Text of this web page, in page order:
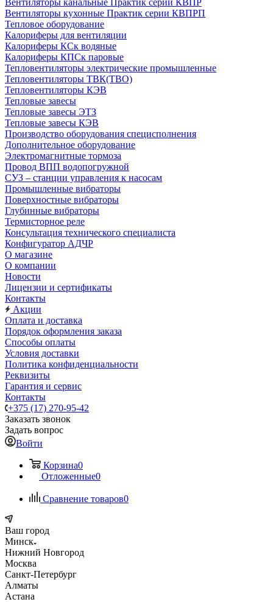
Вентиляторы канальные Практик серии КВПР
Вентиляторы кухонные Практик серии КВПРП
Тепловое оборудование
Калориферы для вентиляции
Калориферы КСк водяные
Калориферы КПСк паровые
Тепловентиляторы электрические промышленные
Тепловентиляторы ТВК(ТВО)
Тепловентиляторы КЭВ
Тепловые завесы
Тепловые завесы ЭТЗ
Тепловые завесы КЭВ
Производство оборудования специсполнения
Дополнительное оборудование
Электромагнитные тормоза
Провод ВПП водопогружной
СУЗ – станции управления к насосам
Промышленные вибраторы
Поверхностные вибраторы
Глубинные вибраторы
Термисторное реле
Консультация технического специалиста
Конфигуратор АДЧР
О магазине
О компании
Новости
Лицензии и сертификаты
Контакты
Акции
Оплата и доставка
Порядок оформления заказа
Способы оплаты
Условия доставки
Политика конфиденциальности
Реквизиты
Гарантия и сервис
Контакты
+375 (17) 270-95-42
Заказать звонок
Задать вопрос
Войти
Корзина0
Отложенные0
Сравнение товаров0
Ваш город
Минск
Нижний Новгород
Москва
Санкт-Петербург
Алматы
Астана